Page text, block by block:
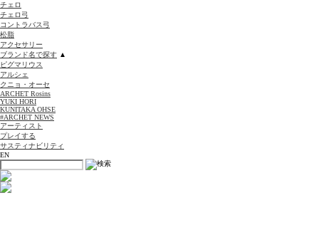
チェロ
チェロ弓
コントラバス弓
松脂
アクセサリー
ブランド名で探す ▲
ピグマリウス
アルシェ
クニョ・オーセ
ARCHET Rosins
YUKI HORI
KUNITAKA OHSE
#ARCHET NEWS
アーティスト
プレイする
サスティナビリティ
EN